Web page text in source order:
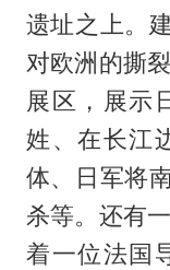
遗址之上。
对欧洲的撕
展区，展示
姓、在长江
体、日军将
杀等。还有
着一位法国